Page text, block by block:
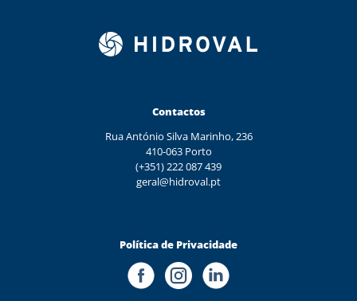
Contactos
Rua António Silva Marinho, 236
410-063 Porto
(+351) 222 087 439
geral@hidroval.pt
Política de Privacidade